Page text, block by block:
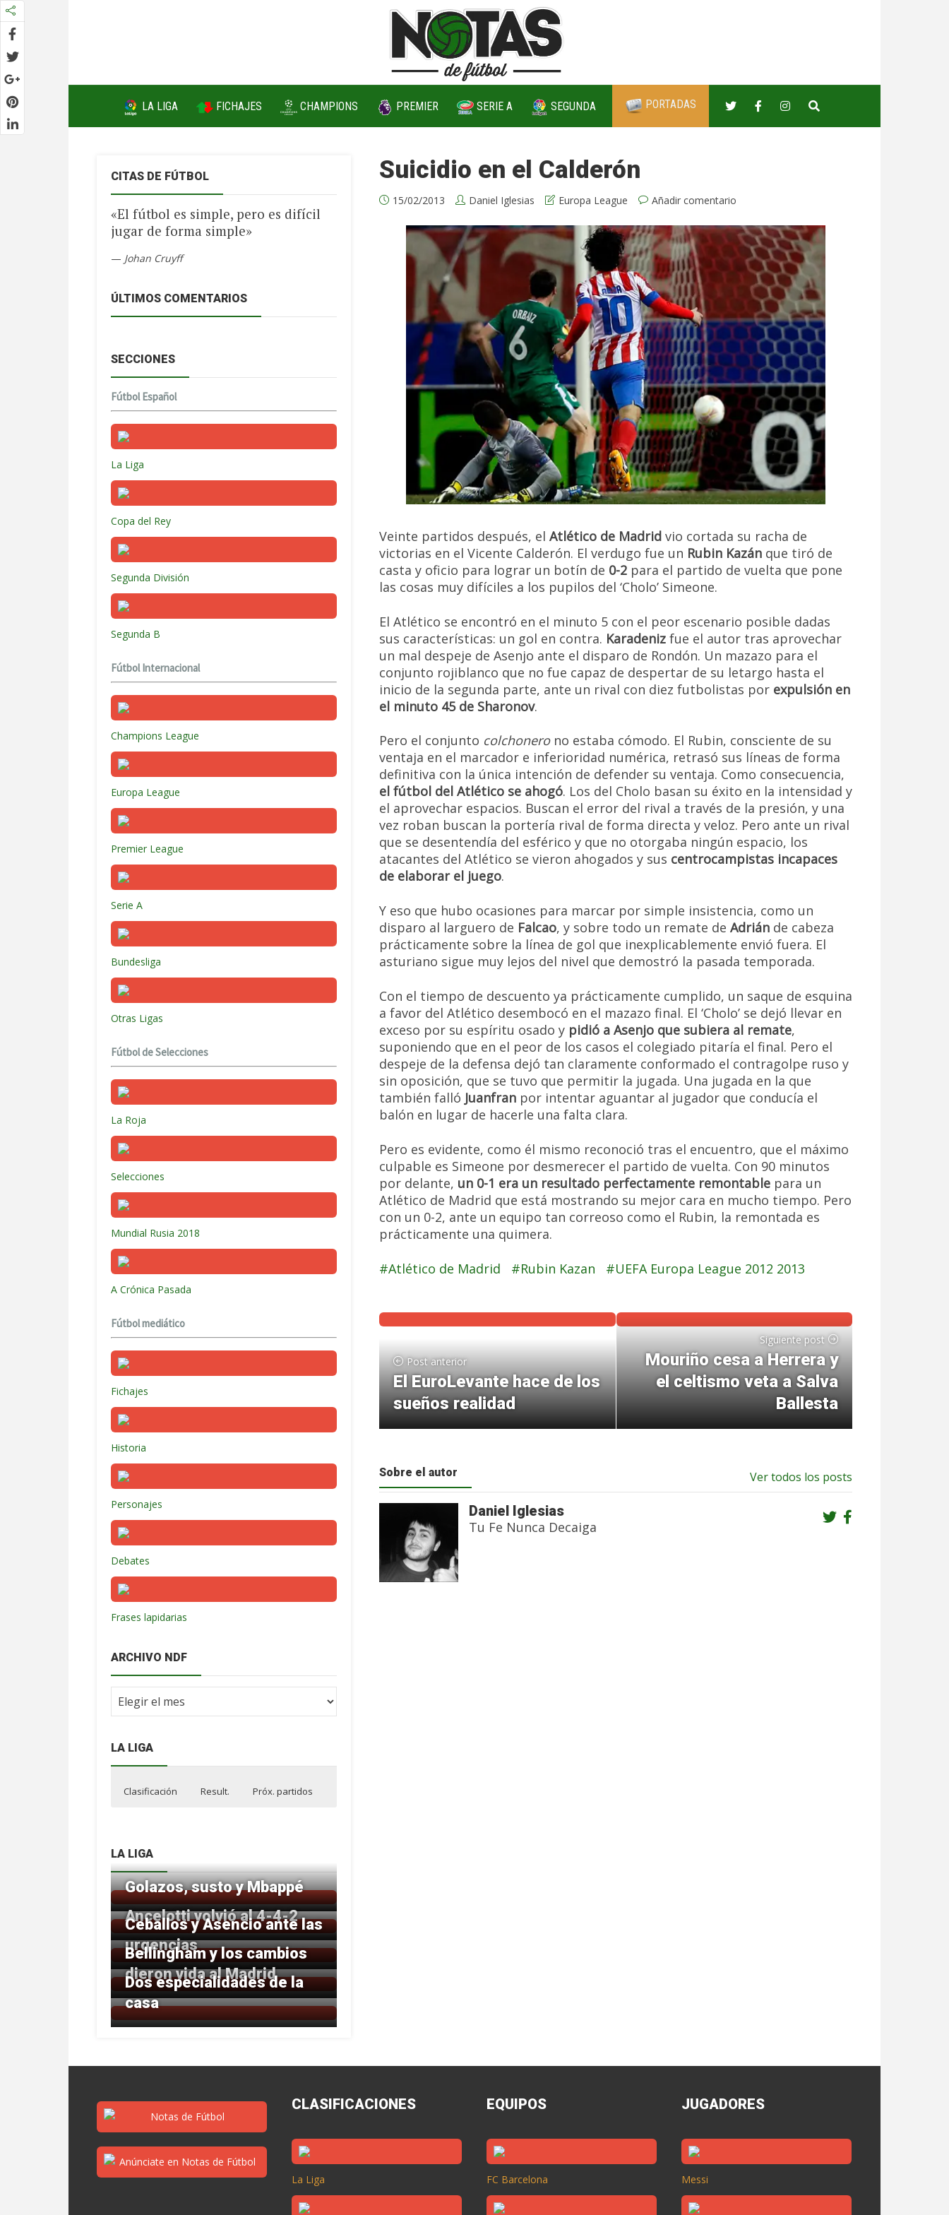
LA LIGA FICHAJES CHAMPIONS PREMIER SERIE A SEGUNDA PORTADAS
Suicidio en el Calderón
15/02/2013 Daniel Iglesias Europa League Añadir comentario
Veinte partidos después, el Atlético de Madrid vio cortada su racha de
victorias en el Vicente Calderón. El verdugo fue un Rubin Kazán que tiró de
casta y oficio para lograr un botín de 0-2 para el partido de vuelta que pone
las cosas muy difíciles a los pupilos del ‘Cholo’ Simeone.
El Atlético se encontró en el minuto 5 con el peor escenario posible dadas
sus características: un gol en contra. Karadeniz fue el autor tras aprovechar
un mal despeje de Asenjo ante el disparo de Rondón. Un mazazo para el
conjunto rojiblanco que no fue capaz de despertar de su letargo hasta el
inicio de la segunda parte, ante un rival con diez futbolistas por expulsión en
el minuto 45 de Sharonov.
Pero el conjunto colchonerono estaba cómodo. El Rubin, consciente de su
ventaja en el marcador e inferioridad numérica, retrasó sus líneas de forma
definitiva con la única intención de defender su ventaja. Como consecuencia,
el fútbol del Atlético se ahogó. Los del Cholo basan su éxito en la intensidad y
el aprovechar espacios. Buscan el error del rival a través de la presión, y una
vez roban buscan la portería rival de forma directa y veloz. Pero ante un rival
que se desentendía del esférico y que no otorgaba ningún espacio, los
atacantes del Atlético se vieron ahogados y sus centrocampistas incapaces
de elaborar el juego.
Y eso que hubo ocasiones para marcar por simple insistencia, como un
disparo al larguero de Falcao, y sobre todo un remate de Adrián de cabeza
prácticamente sobre la línea de gol que inexplicablemente envió fuera. El
asturiano sigue muy lejos del nivel que demostró la pasada temporada.
Con el tiempo de descuento ya prácticamente cumplido, un saque de esquina
a favor del Atlético desembocó en el mazazo final. El ‘Cholo’ se dejó llevar en
exceso por su espíritu osado y pidió a Asenjo que subiera al remate,
suponiendo que en el peor de los casos el colegiado pitaría el final. Pero el
despeje de la defensa dejó tan claramente conformado el contragolpe ruso y
sin oposición, que se tuvo que permitir la jugada. Una jugada en la que
también falló Juanfran por intentar aguantar al jugador que conducía el
balón en lugar de hacerle una falta clara.
Pero es evidente, como él mismo reconoció tras el encuentro, que el máximo
culpable es Simeone por desmerecer el partido de vuelta. Con 90 minutos
por delante, un 0-1 era un resultado perfectamente remontable para un
Atlético de Madrid que está mostrando su mejor cara en mucho tiempo. Pero
con un 0-2, ante un equipo tan correoso como el Rubin, la remontada es
prácticamente una quimera.
Atlético de Madrid Rubin Kazan UEFA Europa League 2012 2013
Post anterior
El EuroLevante hace de los
sueños realidad
Siguiente post
Mouriño cesa a Herrera y
el celtismo veta a Salva
Ballesta
Sobre el autor Ver todos los posts
Daniel Iglesias
Tu Fe Nunca Decaiga
CITAS DE FÚTBOL
«El fútbol es simple, pero es difícil
jugar de forma simple»
— Johan Cruyff
ÚLTIMOS COMENTARIOS
SECCIONES
Fútbol Español
La Liga
Copa del Rey
Segunda División
Segunda B
Fútbol Internacional
Champions League
Europa League
Premier League
Serie A
Bundesliga
Otras Ligas
Fútbol de Selecciones
La Roja
Selecciones
Mundial Rusia 2018
A Crónica Pasada
Fútbol mediático
Fichajes
Historia
Personajes
Debates
Frases lapidarias
ARCHIVO NDF
Archivo
LA LIGA
Clasificación Result. Próx. partidos
LA LIGA
Golazos, susto y Mbappé
Ancelotti volvió al 4-4-2
Ceballos y Asencio ante las
urgencias
Bellingham y los cambios
dieron vida al Madrid
Dos especialidades de la
casa
CLASIFICACIONES
La Liga
EQUIPOS
FC Barcelona
JUGADORES
Messi